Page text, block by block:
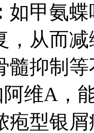
如甲氨
，从而
髓抑制
阿维A，
疱型银